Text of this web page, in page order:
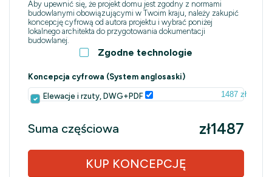
Aby upewnić się, że projekt domu jest zgodny z normami
budowlanymi obowiązującymi w Twoim kraju, należy zakupić
koncepcję cyfrową od autora projektu i wybrać poniżej
lokalnego architekta do przygotowania dokumentacji
budowlanej.
Zgodne technologie
Koncepcja cyfrowa (System anglosaski)
Elewacje i rzuty, DWG+PDF 1487 zł
Suma częściowa zł1487
KUP KONCEPCJĘ